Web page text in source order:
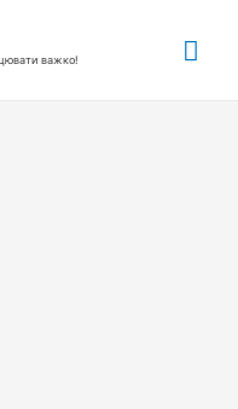
важко!